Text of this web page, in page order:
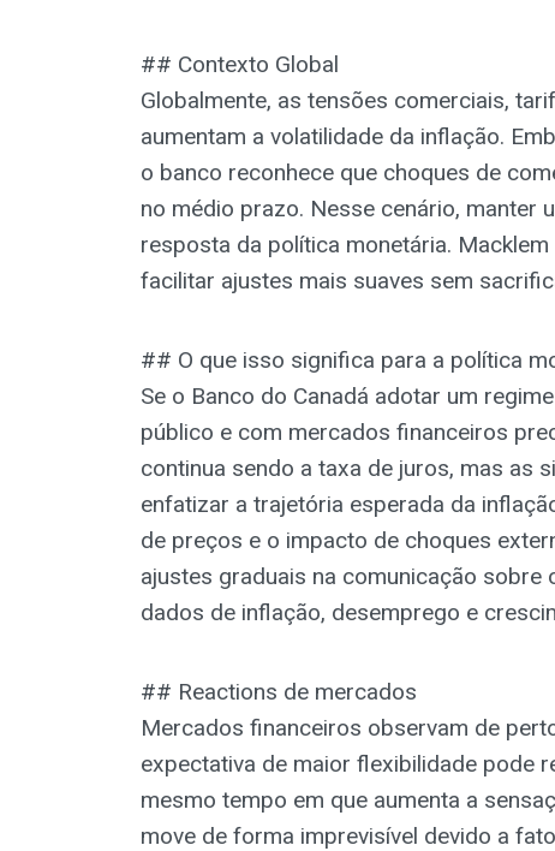
## Contexto Global
Globalmente, as tensões comerciais,
aumentam a volatilidade da inflação.
o banco reconhece que choques de
no médio prazo. Nesse cenário, manter
resposta da política monetária.
facilitar ajustes mais suaves sem
## O que isso significa para a política
Se o Banco do Canadá adotar um
público e com mercados financeiros
continua sendo a taxa de juros, mas as
enfatizar a trajetória esperada da
de preços e o impacto de choques
ajustes graduais na comunicação
dados de inflação, desemprego e
## Reactions de mercados
Mercados financeiros observam de
expectativa de maior flexibilidade pode
mesmo tempo em que aumenta a
move de forma imprevisível devido a